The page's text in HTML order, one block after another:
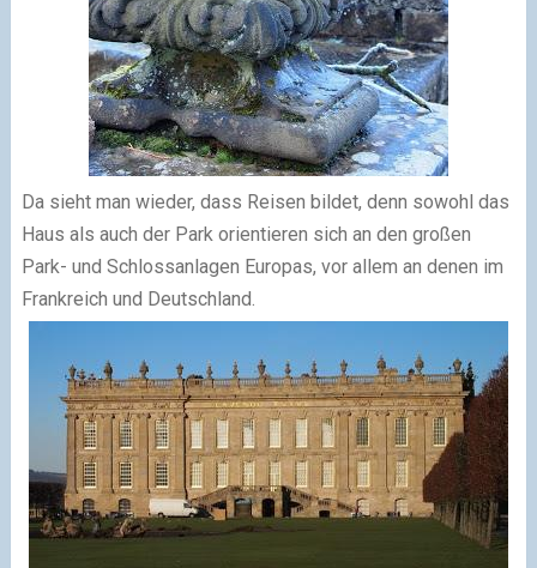
Da sieht man wieder, dass Reisen bildet, denn sowohl das
Haus als auch der Park orientieren sich an den großen
Park- und Schlossanlagen Europas, vor allem an denen im
Frankreich und Deutschland.